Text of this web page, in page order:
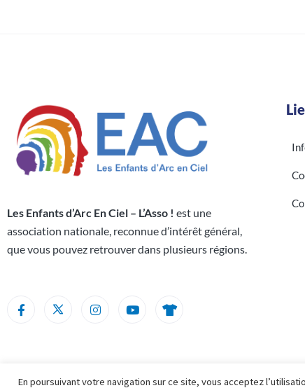
Les Enfants d’Arc En Ciel – L’Asso ! est une
association nationale, reconnue d’intérêt général,
que vous pouvez retrouver dans plusieurs régions.
En poursuivant votre navigation sur ce site, vous acceptez